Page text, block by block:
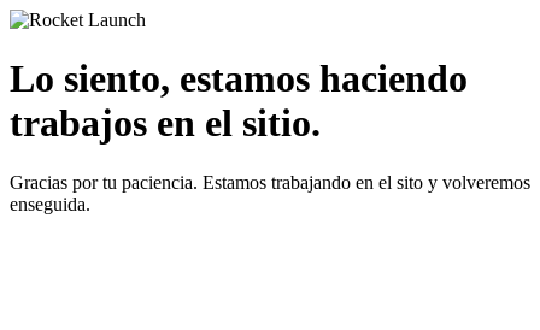
Lo siento, estamos haciendo
trabajos en el sitio.
Gracias por tu paciencia. Estamos trabajando en el sito y volveremos
enseguida.